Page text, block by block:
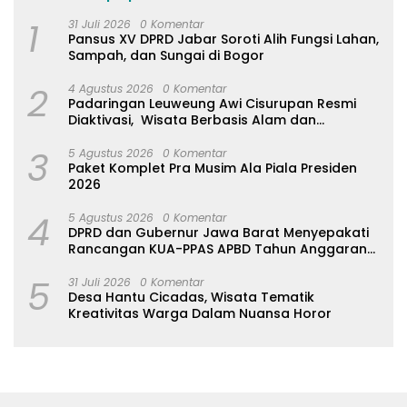
1 31 Juli 2026 0 Komentar
Pansus XV DPRD Jabar Soroti Alih Fungsi Lahan,
Sampah, dan Sungai di Bogor
2 4 Agustus 2026 0 Komentar
Padaringan Leuweung Awi Cisurupan Resmi
Diaktivasi, Wisata Berbasis Alam dan
3 5 Agustus 2026 0 Komentar
Paket Komplet Pra Musim Ala Piala Presiden
2026
4 5 Agustus 2026 0 Komentar
DPRD dan Gubernur Jawa Barat Menyepakati
Rancangan KUA-PPAS APBD Tahun Anggaran
5 31 Juli 2026 0 Komentar
Desa Hantu Cicadas, Wisata Tematik
Kreativitas Warga Dalam Nuansa Horor